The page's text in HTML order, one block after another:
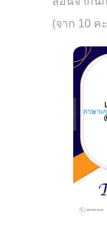
(จาก 10 ค